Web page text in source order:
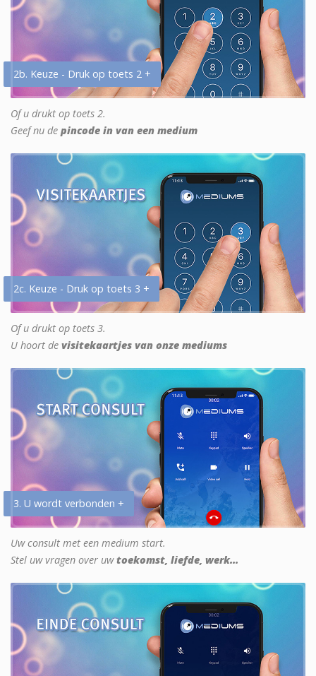
2b. Keuze - Druk op toets 2 +
Of u drukt op toets 2.
Geef nu de pincode in van een medium
2c. Keuze - Druk op toets 3 +
Of u drukt op toets 3.
U hoort de visitekaartjes van onze mediums
3. U wordt verbonden +
Uw consult met een medium start.
Stel uw vragen over uwtoekomst, liefde, werk...